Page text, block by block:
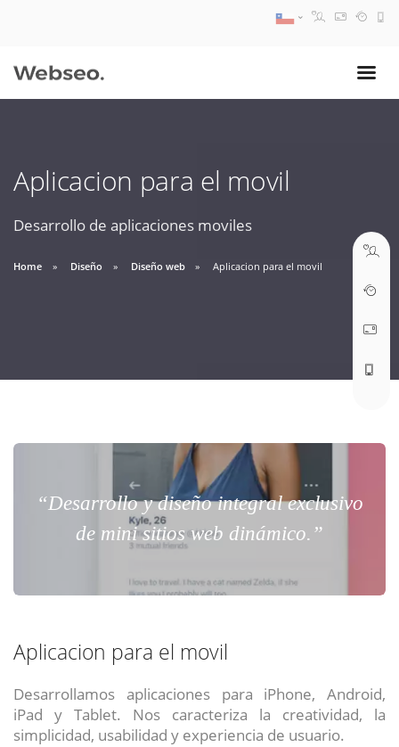
Aplicacion para el movil
Desarrollo de aplicaciones moviles
Home Diseño Diseño web Aplicacion para el movil
“Desarrollo y diseño integral exclusivo
de mini sitios web dinámico.”
Aplicacion para el movil
Desarrollamos aplicaciones para iPhone, Android,
iPad y Tablet. Nos caracteriza la creatividad, la
simplicidad, usabilidad y experiencia de usuario.
09:30 AM A 18:30 PM
soporte@webseo.cl